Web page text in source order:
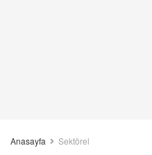
Anasayfa Sektörel